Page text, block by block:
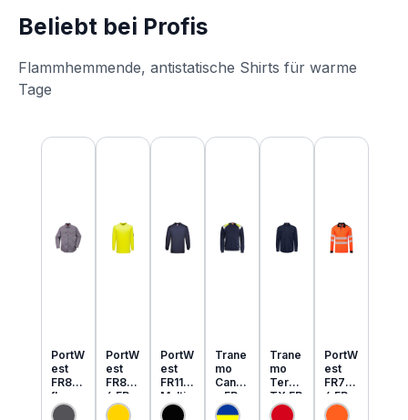
Beliebt bei Profis
Flammhemmende, antistatische Shirts für warme
Tage
Produktgalerie überspringen
PortW
est
FR89
flamm
hemm
PortW
est
FR80
6 FR
MultiN
PortW
est
FR11
Multi
Norm
Trane
mo
Cante
x FR
MultiN
Trane
mo
Tera
TX FR
leicht
PortW
est
FR73
4 FR
MultiN